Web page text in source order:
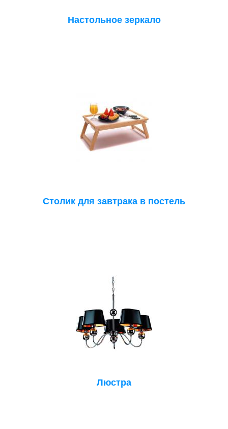
Настольное зеркало
Столик для завтрака в постель
Люстра